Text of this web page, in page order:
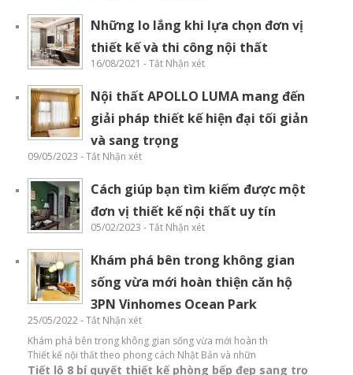
Những lo lắng khi lựa chọn đơn vị
thiết kế và thi công nội thất
16/08/2021 - Tắt Nhận xét
Nội thất APOLLO LUMA mang đến
giải pháp thiết kế hiện đại tối giản
và sang trọng
09/05/2023 - Tắt Nhận xét
Cách giúp bạn tìm kiếm được một
đơn vị thiết kế nội thất uy tín
05/02/2023 - Tắt Nhận xét
Khám phá bên trong không gian
sống vừa mới hoàn thiện căn hộ
3PN Vinhomes Ocean Park
25/05/2022 - Tắt Nhận xét
Khám phá bên trong không gian sống vừa mới hoàn th
Thiết kế nội thất theo phong cách Nhật Bản và nhữn
Tiết lộ 8 bí quyết thiết kế phòng bếp đẹp sang trọ